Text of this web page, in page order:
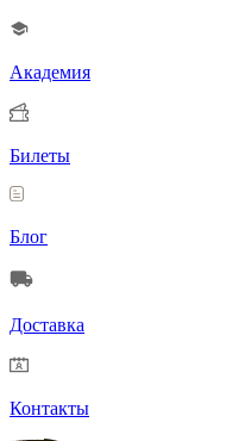
Академия
Билеты
Блог
Доставка
Контакты